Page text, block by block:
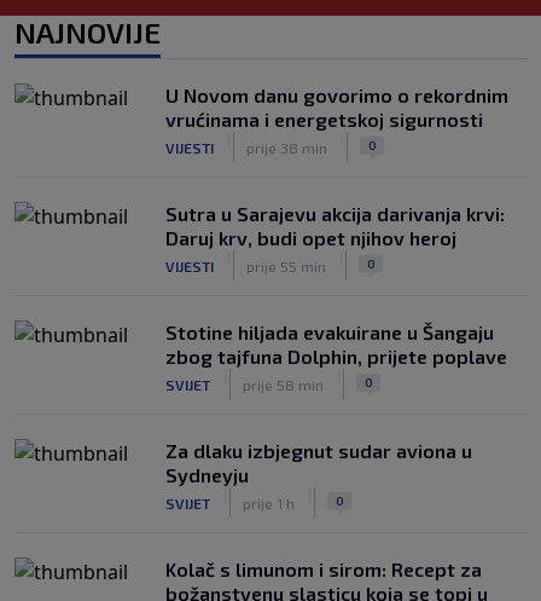
nasrnuo na gostujuće fudbalere
(VIDEO)
NOGOMET
|
8. aug.
NAJNOVIJE
U Novom danu govorimo o rekordnim
vrućinama i energetskoj sigurnosti
VIJESTI prije 38 min 0
Sutra u Sarajevu akcija darivanja krvi:
Daruj krv, budi opet njihov heroj
VIJESTI prije 55 min 0
Stotine hiljada evakuirane u Šangaju
zbog tajfuna Dolphin, prijete poplave
SVIJET prije 58 min 0
Za dlaku izbjegnut sudar aviona u
Sydneyju
SVIJET prije 1 h 0
Kolač s limunom i sirom: Recept za
božanstvenu slasticu koja se topi u